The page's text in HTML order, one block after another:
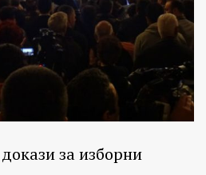
за изборни